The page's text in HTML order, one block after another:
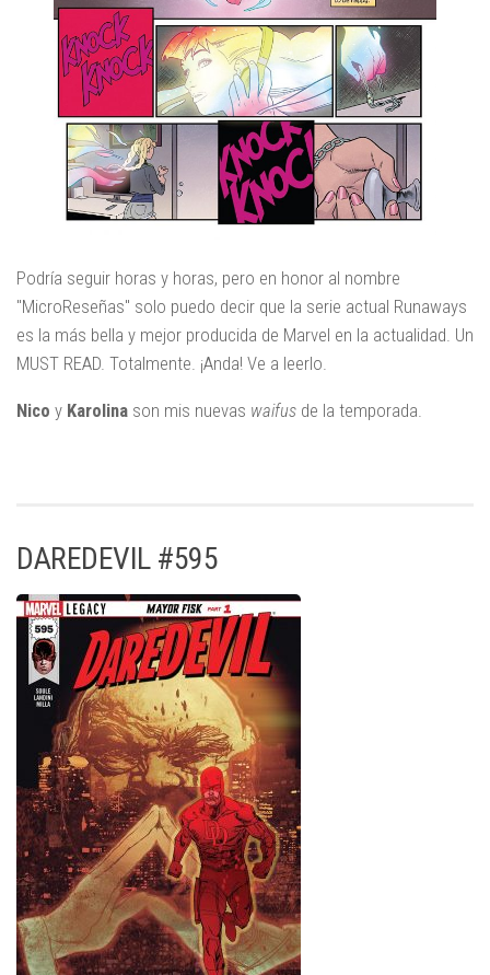
Podría seguir horas y horas, pero en honor al nombre
"MicroReseñas" solo puedo decir que la serie actual Runaways
es la más bella y mejor producida de Marvel en la actualidad. Un
MUST READ. Totalmente. ¡Anda! Ve a leerlo.
Nico y Karolina son mis nuevas waifus de la temporada.
DAREDEVIL #595